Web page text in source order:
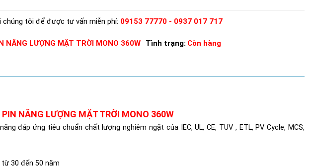
chúng tôi để được tư vấn miễn phí: 09153 77770 - 0937 017 717
NĂNG LƯỢNG MẶT TRỜI MONO 360W Tình trạng: Còn hàng
PIN NĂNG LƯỢNG MẶT TRỜI MONO 360W
đáp ứng tiêu chuẩn chất lượng nghiêm ngặt của IEC, UL, CE, TUV , ETL, PV Cycle, MCS,
từ 30 đến 50 năm